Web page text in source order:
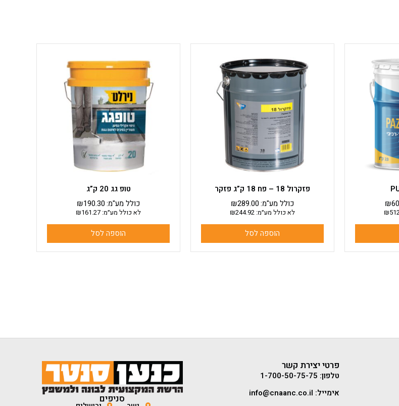
₪
₪
פזקרול 18 – פח 18 ק”ג פזקר
₪289.00כולל מע"מ:
לא כולל מע״מ: ₪244.92
הוספה לסל
טופ גג 20 ק”ג
₪190.30כולל מע"מ:
לא כולל מע״מ: ₪161.27
הוספה לסל
פרטי יצירת קשר
טלפון: 1-700-50-75-75
אימייל: info@cnaanc.co.il
סניפים